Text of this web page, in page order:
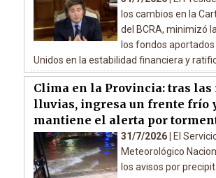
los cambios en la
del BCRA, minimizó
los fondos
Unidos en la estabilidad financiera y
Clima en la Provincia: tras las
lluvias, ingresa un frente frío
mantiene el alerta por
31/7/2026 |
El
Meteorológico
los avisos por